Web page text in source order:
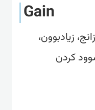
Gain
زیادبوون،
کردن